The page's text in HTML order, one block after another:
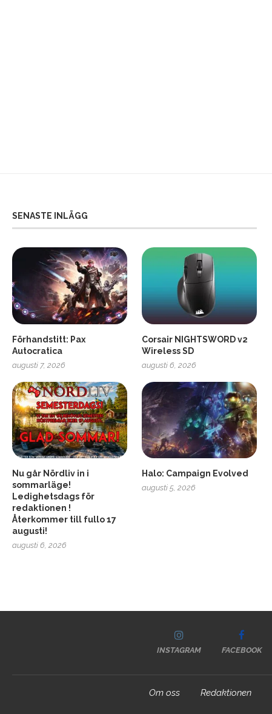
SENASTE INLÄGG
Förhandstitt: Pax
Autocratica
augusti 7, 2026
Corsair NIGHTSWORD v2
Wireless SD
augusti 6, 2026
Nu går Nördliv in i
sommarläge!
Ledighetsdags för
redaktionen !
Återkommer till fullo 17
augusti!
augusti 6, 2026
Halo: Campaign Evolved
augusti 5, 2026
Soundcore Liberty 5 Pro
INSTAGRAM FACEBOOK
Om oss Redaktionen